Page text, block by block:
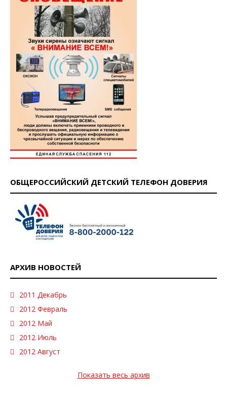
ОБЩЕРОССИЙСКИЙ ДЕТСКИЙ ТЕЛЕФОН ДОВЕРИЯ
АРХИВ НОВОСТЕЙ
2011 Декабрь
2012 Февраль
2012 Май
2012 Июль
2012 Август
Показать весь архив